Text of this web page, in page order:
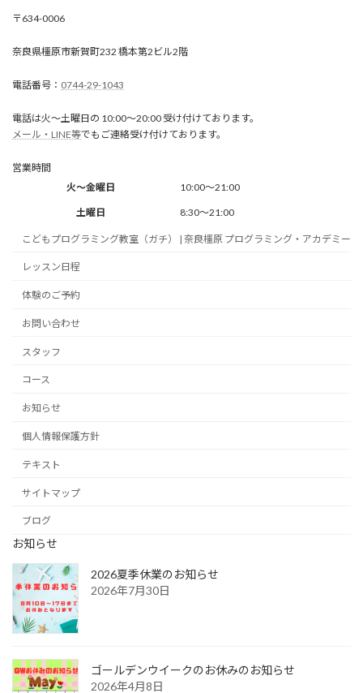
634-0006
奈良県橿原市新賀町232 橋本第2ビル2階
0744-29-1043
電話は火～土曜日の 10:00～20:00 受け付けております。
メール・LINE等でもご連絡受け付けております。
営業時間
火～金曜日
10:00～21:00
土曜日 8:30～21:00
こどもプログラミング教室（ガチ） | 奈良橿原 プログラミング・アカデミー
レッスン日程
体験のご予約
お問い合わせ
スタッフ
コース
お知らせ
個人情報保護方針
テキスト
サイトマップ
ブログ
お知らせ
2026夏季休業のお知らせ
2026年7月30日
ゴールデンウイークのお休みのお知らせ
2026年4月8日